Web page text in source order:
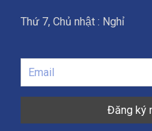
Thứ 7, Chủ nhật : Nghỉ